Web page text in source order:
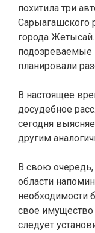
похитила три
Сарыагашского
города
подозреваемые
планировали
В настоящее
досудебное
сегодня
другим
В свою очередь,
области
необходимости
свое
следует